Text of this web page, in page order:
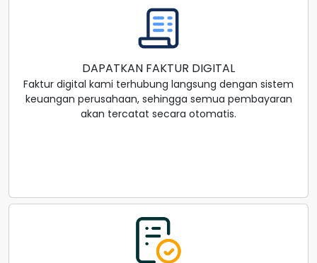
DAPATKAN FAKTUR DIGITAL
Faktur digital kami terhubung langsung dengan sistem
keuangan perusahaan, sehingga semua pembayaran
akan tercatat secara otomatis.